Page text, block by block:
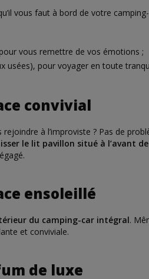
vous faut à bord de votre
vous remettre de vos émotions ;
usées), pour voyager en toute
convivial
à l’improviste ? Pas de
le lit pavillon situé à l’avant
ensoleillé
du camping-car intégral.
et conviviale.
de luxe